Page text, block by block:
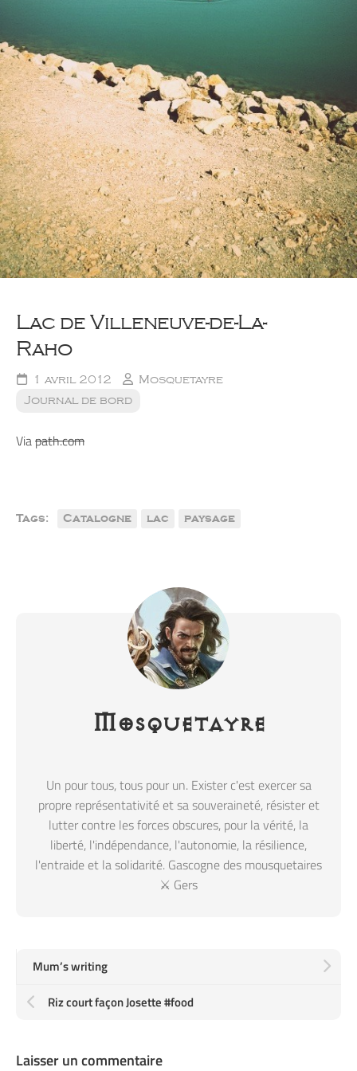
Lac de Villeneuve-de-La-
Raho
1 avril 2012
Mosquetayre
Journal de bord
Viapath.com
Tags: Catalogne lac paysage
Mosquetayre
Un pour tous, tous pour un. Exister c'est exercer sa
propre représentativité et sa souveraineté, résister et
lutter contre les forces obscures, pour la vérité, la
liberté, l'indépendance, l'autonomie, la résilience,
l'entraide et la solidarité. Gascogne des mousquetaires
⚔️ Gers
Mum’s writing
Riz court façon Josette #food
Laisser un commentaire